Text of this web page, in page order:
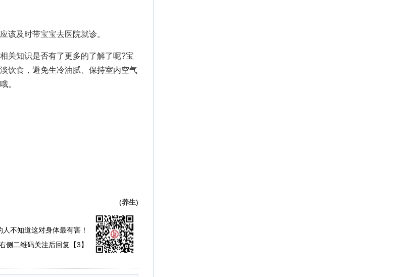
及时带宝宝去医院就诊。
关知识是否有了更多的了解了呢?宝
饮食，避免生冷油腻、保持室内空气
。
(养生)
不知道这对身体最有害！
侧二维码关注后回复【3】